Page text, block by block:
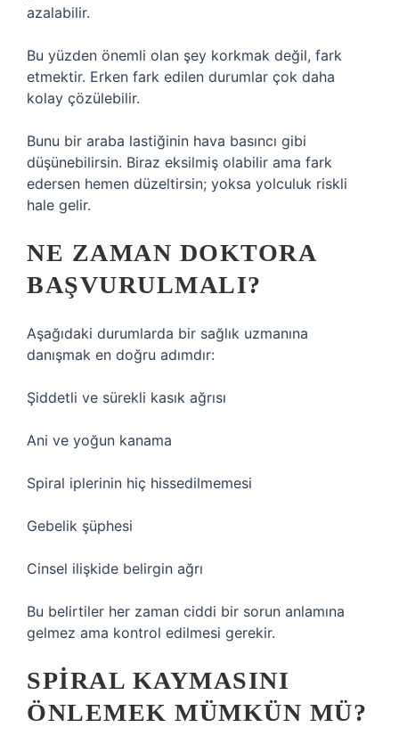
azalabilir.
Bu yüzden önemli olan şey korkmak değil, fark
etmektir. Erken fark edilen durumlar çok daha
kolay çözülebilir.
Bunu bir araba lastiğinin hava basıncı gibi
düşünebilirsin. Biraz eksilmiş olabilir ama fark
edersen hemen düzeltirsin; yoksa yolculuk riskli
hale gelir.
NE ZAMAN DOKTORA
BAŞVURULMALI?
Aşağıdaki durumlarda bir sağlık uzmanına
danışmak en doğru adımdır:
Şiddetli ve sürekli kasık ağrısı
Ani ve yoğun kanama
Spiral iplerinin hiç hissedilmemesi
Gebelik şüphesi
Cinsel ilişkide belirgin ağrı
Bu belirtiler her zaman ciddi bir sorun anlamına
gelmez ama kontrol edilmesi gerekir.
SPIRAL KAYMASINI
ÖNLEMEK MÜMKÜN MÜ?